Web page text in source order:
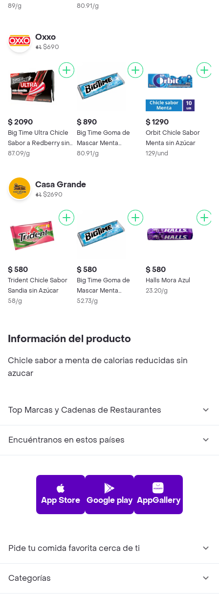
89/g
Refrescante sin
80.91/g
Oxxo
$690
$ 2090
Big Time Ultra Chicle
Sabor a Redberry sin
Azúcar
87.09/g
$ 890
Big Time Goma de
Mascar Menta
Refrescante sin
80.91/g
$ 1290
Orbit Chicle Sabor
Menta sin Azúcar
129/und
Casa Grande
$2690
$ 580
Trident Chicle Sabor
Sandia sin Azúcar
58/g
$ 580
Big Time Goma de
Mascar Menta
Refrescante sin
52.73/g
$ 580
Halls Mora Azul
23.20/g
Información del producto
Chicle sabor a menta de calorias reducidas sin
azucar
Top Marcas y Cadenas de Restaurantes
Encuéntranos en estos países
App Store Google play AppGallery
Pide tu comida favorita cerca de ti
Categorías